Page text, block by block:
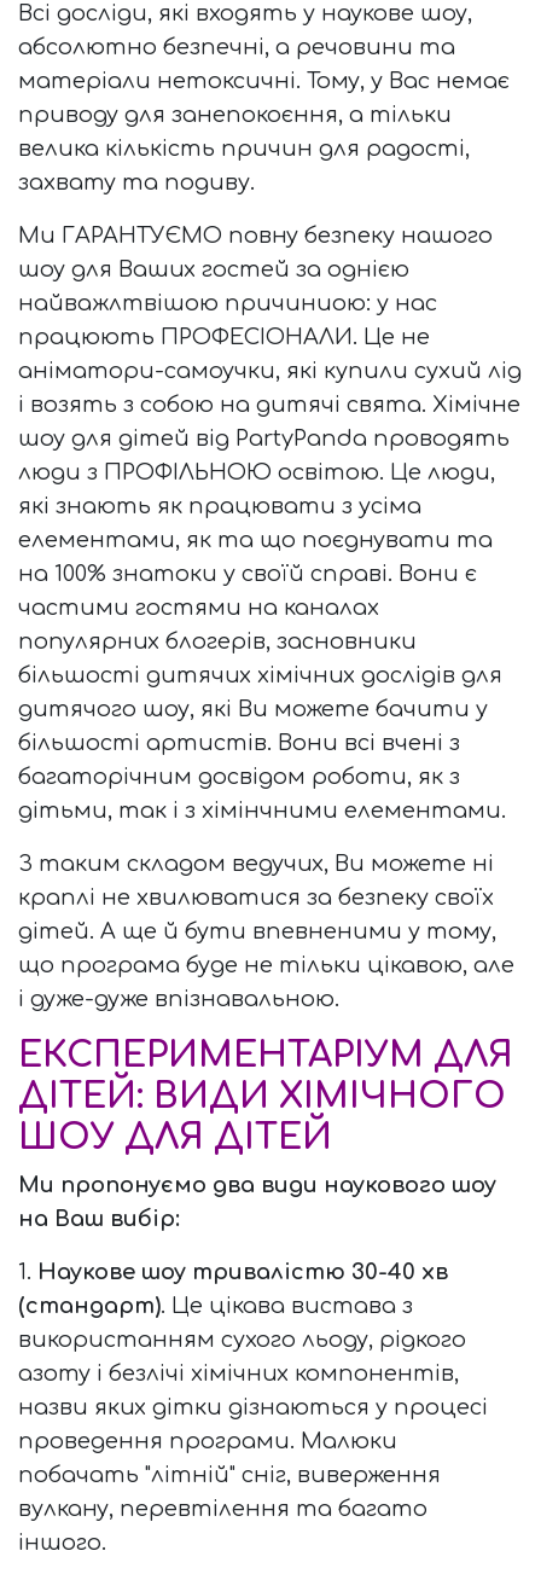
Всі досліди, які входять у наукове шоу,
абсолютно безпечні, а речовини та
матеріали нетоксичні. Тому, у Вас немає
приводу для занепокоєння, а тільки
велика кількість причин для радості,
захвату та подиву.
Ми ГАРАНТУЄМО повну безпеку нашого
шоу для Ваших гостей за однією
найважлтвішою причиниою: у нас
працюють ПРОФЕСІОНАЛИ. Це не
аніматори-самоучки, які купили сухий лід
і возять з собою на дитячі свята. Хімічне
шоу для дітей від PartyPanda проводять
люди з ПРОФІЛЬНОЮ освітою. Це люди,
які знають як працювати з усіма
елементами, як та що поєднувати та
на 100% знатоки у своїй справі. Вони є
частими гостями на каналах
популярних блогерів, засновники
більшості дитячих хімічних дослідів для
дитячого шоу, які Ви можете бачити у
більшості артистів. Вони всі вчені з
багаторічним досвідом роботи, як з
дітьми, так і з хімінчними елементами.
З таким складом ведучих, Ви можете ні
краплі не хвилюватися за безпеку своїх
дітей. А ще й бути впевненими у тому,
що програма буде не тільки цікавою, але
і дуже-дуже впізнавальною.
ЕКСПЕРИМЕНТАРІУМ ДЛЯ
ДІТЕЙ: ВИДИ ХІМІЧНОГО
ШОУ ДЛЯ ДІТЕЙ
Ми пропонуємо два види наукового шоу
на Ваш вибір:
1. Наукове шоу тривалістю 30-40 хв
(стандарт). Це цікава вистава з
використанням сухого льоду, рідкого
азоту і безлічі хімічних компонентів,
назви яких дітки дізнаються у процесі
проведення програми. Малюки
побачать "літній" сніг, виверження
вулкану, перевтілення та багато
іншого.